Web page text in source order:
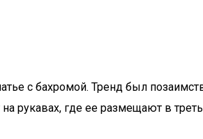
с бахромой. Тренд был
рукавах, где ее размещают в